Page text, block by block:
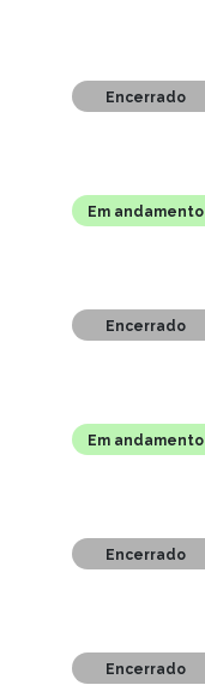
Encerrado
Em andamento
Encerrado
Em andamento
Encerrado
Encerrado